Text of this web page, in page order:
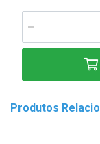
Produtos